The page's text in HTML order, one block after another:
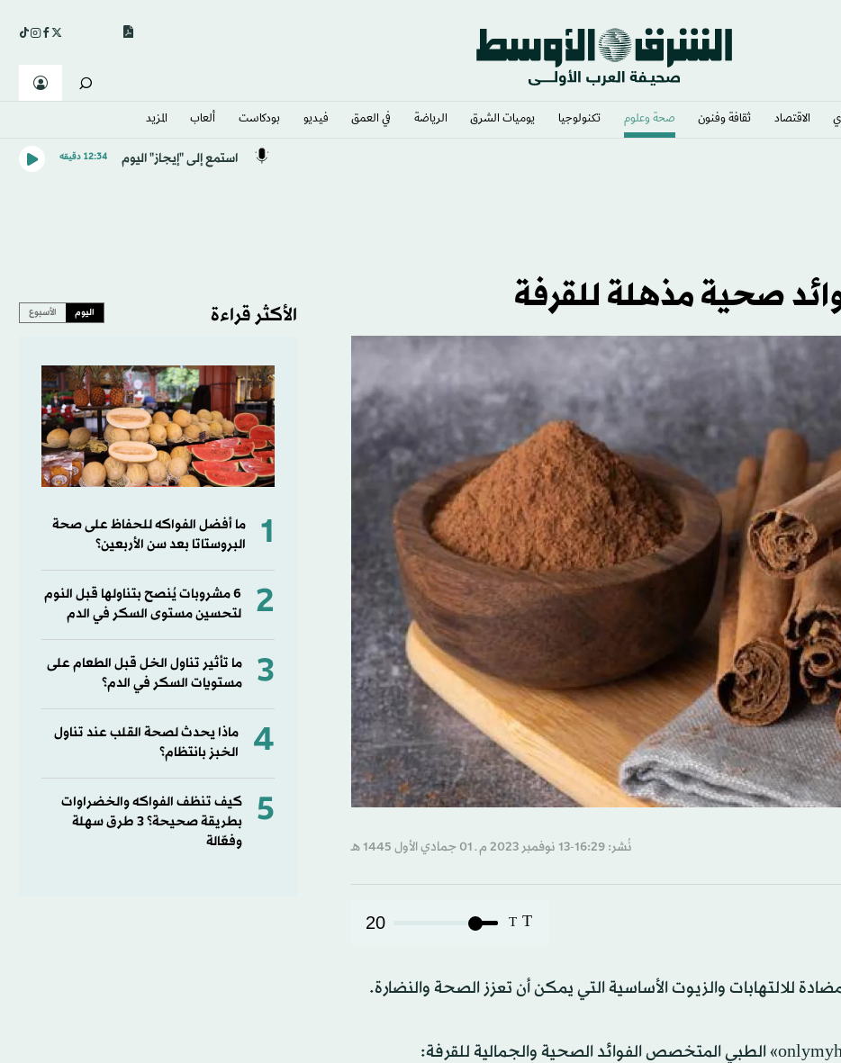
الاقتصاد ثقافة وفنون صحة وعلوم تكنولوجيا يوميات الشرق​ الرياضة في العمق فيديو بودكاست ألعاب المزيد
استمع إلى "إيجاز" اليوم 12:34 دقيقه
صحية مذهلة للقرفة
نُشر: 16:29-13 نوفمبر 2023 م ـ 01 جمادي الأول 1445 هـ
T
T
20
للالتهابات والزيوت الأساسية التي يمكن أن تعزز الصحة والنضارة.
الأكثر قراءة اليوم الأسبوع
1
ما أفضل الفواكه للحفاظ على صحة
البروستاتا بعد سن الأربعين؟
2
6 مشروبات يُنصح بتناولها قبل النوم
لتحسين مستوى السكر في الدم
3
ما تأثير تناول الخل قبل الطعام على
مستويات السكر في الدم؟
4
ماذا يحدث لصحة القلب عند تناول
الخبز بانتظام؟
5
كيف تنظف الفواكه والخضراوات
بطريقة صحيحة؟ 3 طرق سهلة
وفعّالة